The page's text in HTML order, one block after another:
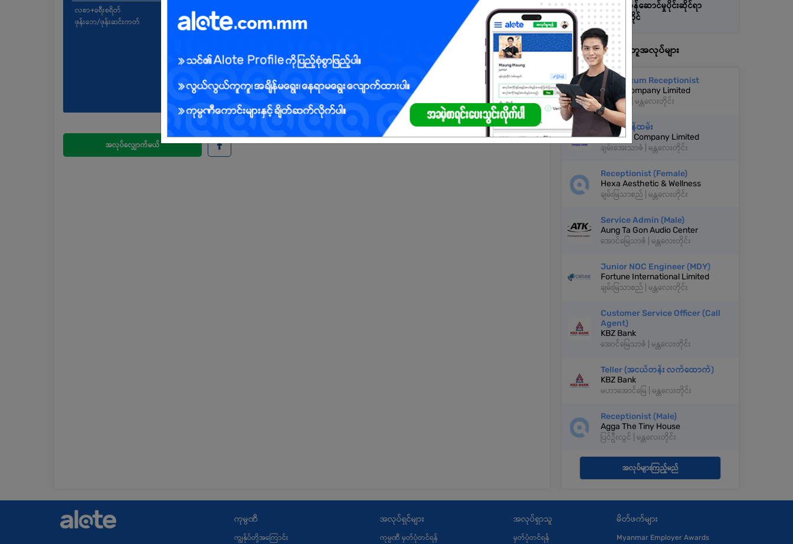
လစာ+ခရီးစရိတ်
ဖုန်းဘေ/ဖုန်းဆင်းကတ်
အလုပ်လျှောက်မယ်
စားသုံးသူဝန်ဆောင်မှုပိုင်းဆိုင်ရာ
အလုပ်အကိုင်
နောက်ထပ်အလားတူအလုပ်များ
Admin cum Receptionist
MRED Company Limited
ပုသိမ်ကြီး | မန္တလေးတိုင်း
ဧည့်ကြိုဝန်ထမ်း
United 9 Company Limited
ချမ်းအေးသာဇံ | မန္တလေးတိုင်း
Receptionist (Female)
Hexa Aesthetic & Wellness
ချမ်းမြသာစည် | မန္တလေးတိုင်း
Service Admin (Male)
Aung Ta Gon Audio Center
အောင်မြေသာဇံ | မန္တလေးတိုင်း
Junior NOC Engineer (MDY)
Fortune International Limited
ချမ်းမြသာစည် | မန္တလေးတိုင်း
Customer Service Officer (Call
Agent)
KBZ Bank
အောင်မြေသာဇံ | မန္တလေးတိုင်း
Teller (အငယ်တန်း လက်ထောက်)
KBZ Bank
မဟာအောင်မြေ | မန္တလေးတိုင်း
Receptionist (Male)
Agga The Tiny House
ပြင်ဦးလွင် | မန္တလေးတိုင်း
အလုပ်များကြည့်မည်
ကုမ္ပဏီ
ကျွန်ုပ်တို့အကြောင်း
အလုပ်ရှင်များ
ကုမ္ပဏီ မှတ်ပုံတင်ရန်
အလုပ်ရှာသူ
မှတ်ပုံတင်ရန်
မိတ်ဖက်များ
Myanmar Employer Awards